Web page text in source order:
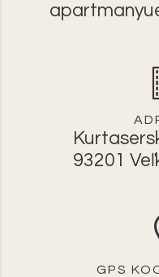
93201
GPS